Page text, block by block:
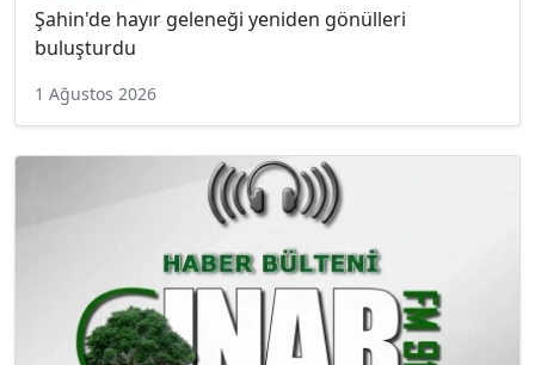
Şahin'de hayır geleneği yeniden gönülleri
buluşturdu
1 Ağustos 2026